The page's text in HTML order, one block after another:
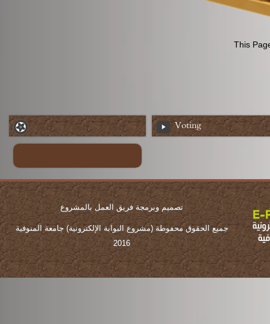
This
Voting
تصميم وبرمجة فريق العمل بالمشروع
جميع الحقوق محفوطة (مشروع البوابة الإلكترونية) جامعة المنوفية
2016